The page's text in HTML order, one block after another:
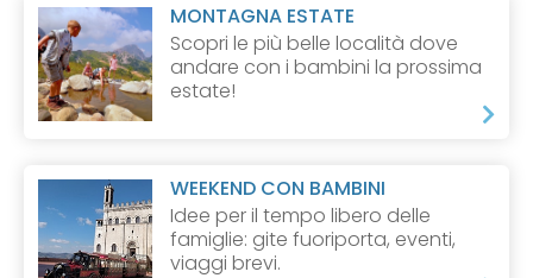
MONTAGNA ESTATE
Scopri le più belle località dove
andare con i bambini la prossima
estate!
WEEKEND CON BAMBINI
Idee per il tempo libero delle
famiglie: gite fuoriporta, eventi,
viaggi brevi.